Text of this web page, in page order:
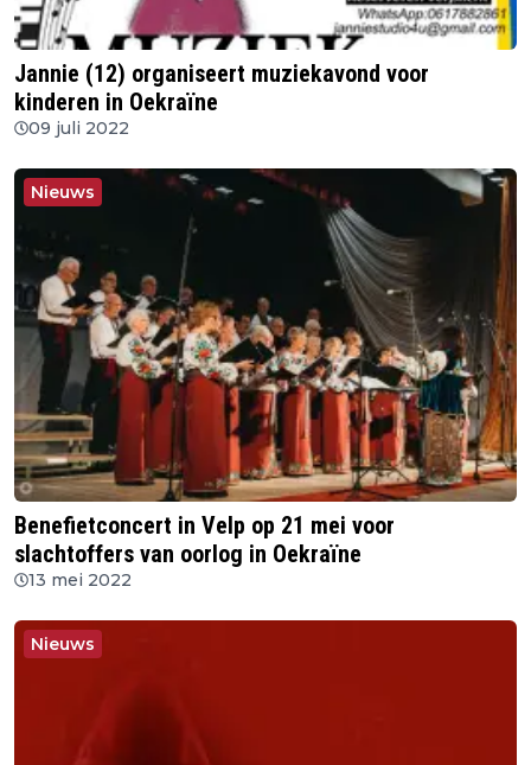
Jannie (12) organiseert muziekavond voor
kinderen in Oekraïne
09 juli 2022
Nieuws
Benefietconcert in Velp op 21 mei voor
slachtoffers van oorlog in Oekraïne
13 mei 2022
Nieuws